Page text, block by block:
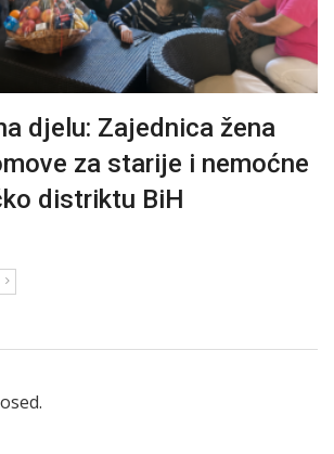
djelu: Zajednica žena
za starije i nemoćne
distriktu BiH